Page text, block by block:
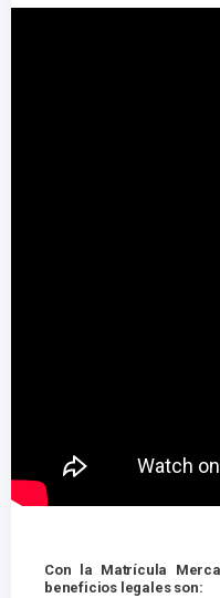
Con la Matrícula
beneficios legales son: